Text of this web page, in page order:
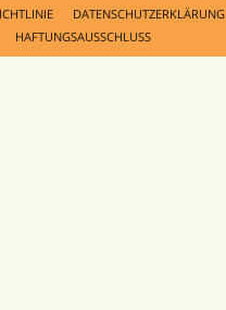
DATENSCHUTZERKLÄRUNG
HAFTUNGSAUSSCHLUSS